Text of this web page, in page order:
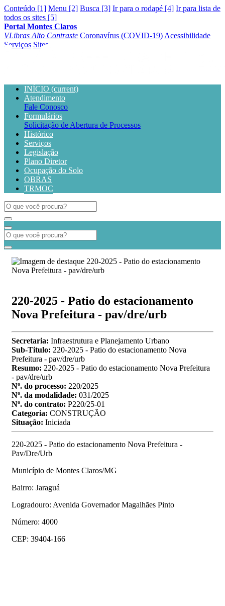
Conteúdo [1] Menu [2] Busca [3] Ir para o rodapé [4] Ir para lista de
todos os sites [5]
Portal Montes Claros
VLibras Alto Contraste Coronavírus (COVID-19) Acessibilidade
Serviços Sites
INÍCIO (current)
Atendimento
Fale Conosco
Formulários
Solicitação de Abertura de Processos
Histórico
Serviços
Legislação
Plano Diretor
Ocupação do Solo
OBRAS
TRMOC
220-2025 - Patio do estacionamento
Nova Prefeitura - pav/dre/urb
Secretaria: Infraestrutura e Planejamento Urbano
Sub-Titulo: 220-2025 - Patio do estacionamento Nova
Prefeitura - pav/dre/urb
Resumo: 220-2025 - Patio do estacionamento Nova Prefeitura
- pav/dre/urb
Nº. do processo: 220/2025
Nº. da modalidade: 031/2025
Nº. do contrato: P220/25-01
Categoria: CONSTRUÇÃO
Situação: Iniciada
220-2025 - Patio do estacionamento Nova Prefeitura -
Pav/Dre/Urb
Município de Montes Claros/MG
Bairro: Jaraguá
Logradouro: Avenida Governador Magalhães Pinto
Número: 4000
CEP: 39404-166